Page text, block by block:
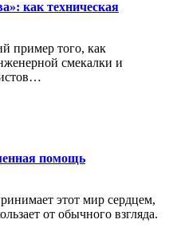
как техническая
пример того, как
смекалки и
помощь
этот мир сердцем,
от обычного взгляда.